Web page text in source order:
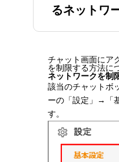
るネットワ
チャット画面にア
を制限する方法に
ネットワークを制
該当のチャットボ
ーの「設定」→「
す。